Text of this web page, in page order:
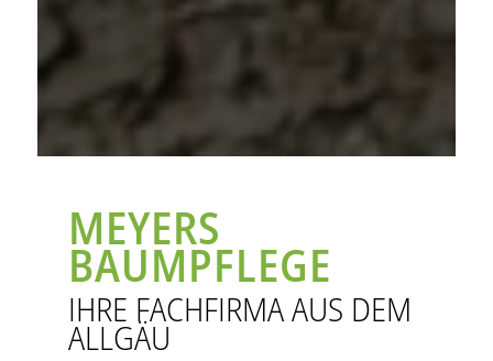
MEYERS
BAUMPFLEGE
IHRE FACHFIRMA AUS DEM
ALLGÄU